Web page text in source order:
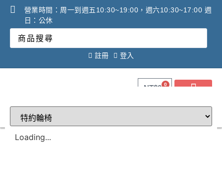
營業時間：周一到週五10:30~19:00，週六10:30~17:00 週
日：公休
註冊 登入
NT$0 0
Loading...